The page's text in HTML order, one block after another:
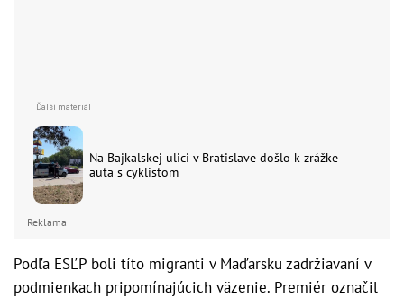
Na Bajkalskej ulici v Bratislave došlo k zrážke
auta s cyklistom
Reklama
Podľa ESĽP boli títo migranti v Maďarsku zadržiavaní v
podmienkach pripomínajúcich väzenie. Premiér označil